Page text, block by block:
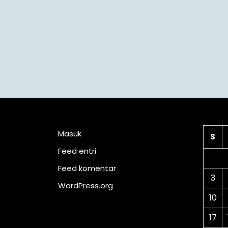
Masuk
Feed entri
Feed komentar
WordPress.org
S
3
10
17